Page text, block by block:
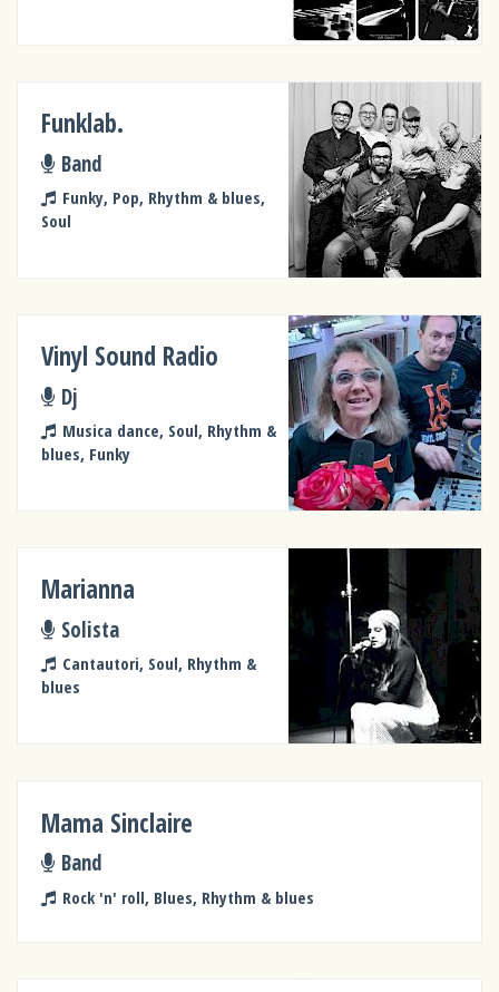
Funklab.
Band
Funky, Pop, Rhythm & blues,
Soul
Vinyl Sound Radio
Dj
Musica dance, Soul, Rhythm &
blues, Funky
Marianna
Solista
Cantautori, Soul, Rhythm &
blues
Mama Sinclaire
Band
Rock 'n' roll, Blues, Rhythm & blues